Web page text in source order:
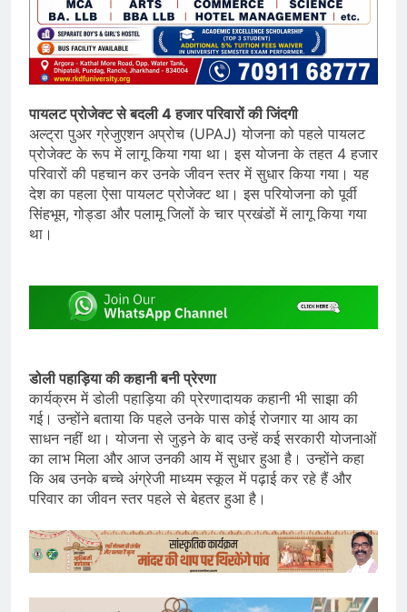
पायलट प्रोजेक्ट से बदली 4 हजार परिवारों की जिंदगी
अल्ट्रा पुअर ग्रेजुएशन अप्रोच (UPAJ) योजना को पहले पायलट
प्रोजेक्ट के रूप में लागू किया गया था। इस योजना के तहत 4 हजार
परिवारों की पहचान कर उनके जीवन स्तर में सुधार किया गया। यह
देश का पहला ऐसा पायलट प्रोजेक्ट था। इस परियोजना को पूर्वी
सिंहभूम, गोड्डा और पलामू जिलों के चार प्रखंडों में लागू किया गया
था।
डोली पहाड़िया की कहानी बनी प्रेरणा
कार्यक्रम में डोली पहाड़िया की प्रेरणादायक कहानी भी साझा की
गई। उन्होंने बताया कि पहले उनके पास कोई रोजगार या आय का
साधन नहीं था। योजना से जुड़ने के बाद उन्हें कई सरकारी योजनाओं
का लाभ मिला और आज उनकी आय में सुधार हुआ है। उन्होंने कहा
कि अब उनके बच्चे अंग्रेजी माध्यम स्कूल में पढ़ाई कर रहे हैं और
परिवार का जीवन स्तर पहले से बेहतर हुआ है।